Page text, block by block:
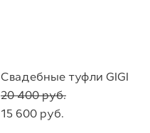
Свадебные туфли GIGI
20 400 pуб.
15 600 pуб.